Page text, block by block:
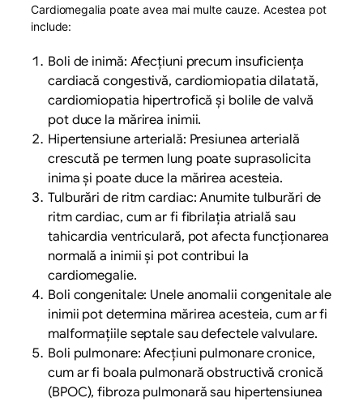
Cardiomegalia poate avea mai multe cauze. Acestea pot
include:
Boli de inimă: Afecțiuni precum insuficiența
cardiacă congestivă, cardiomiopatia dilatată,
cardiomiopatia hipertrofică și bolile de valvă
pot duce la mărirea inimii.
Hipertensiune arterială: Presiunea arterială
crescută pe termen lung poate suprasolicita
inima și poate duce la mărirea acesteia.
Tulburări de ritm cardiac: Anumite tulburări de
ritm cardiac, cum ar fi fibrilația atrială sau
tahicardia ventriculară, pot afecta funcționarea
normală a inimii și pot contribui la
cardiomegalie.
Boli congenitale: Unele anomalii congenitale ale
inimii pot determina mărirea acesteia, cum ar fi
malformațiile septale sau defectele valvulare.
Boli pulmonare: Afecțiuni pulmonare cronice,
cum ar fi boala pulmonară obstructivă cronică
(BPOC), fibroza pulmonară sau hipertensiunea